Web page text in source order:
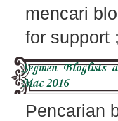
mencari
for support
Segmen Bloglists
Mac 2016
Pencarian